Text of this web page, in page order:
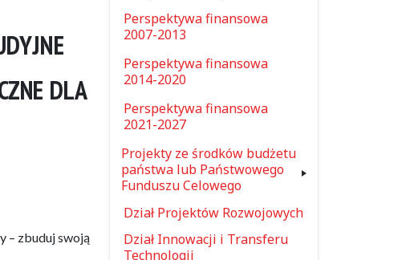
DLA
– zbuduj swoją
Perspektywa finansowa
2007-2013
Perspektywa finansowa
2014-2020
Perspektywa finansowa
2021-2027
Projekty ze środków budżetu
państwa lub Państwowego
Funduszu Celowego
Dział Projektów Rozwojowych
Dział Innowacji i Transferu
Technologii